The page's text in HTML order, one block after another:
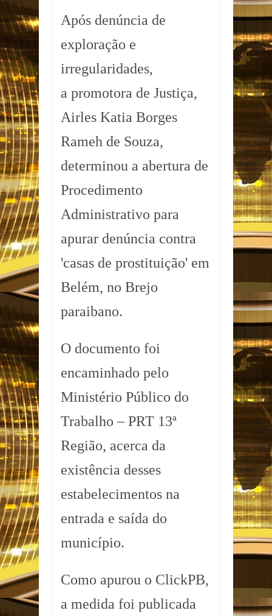
Após denúncia de
exploração e
irregularidades,
a promotora de Justiça,
Airles Katia Borges
Rameh de Souza,
determinou a abertura de
Procedimento
Administrativo para
apurar denúncia contra
'casas de prostituição' em
Belém, no Brejo
paraibano.
O documento foi
encaminhado pelo
Ministério Público do
Trabalho – PRT 13ª
Região, acerca da
existência desses
estabelecimentos na
entrada e saída do
município.
Como apurou o ClickPB,
a medida foi publicada